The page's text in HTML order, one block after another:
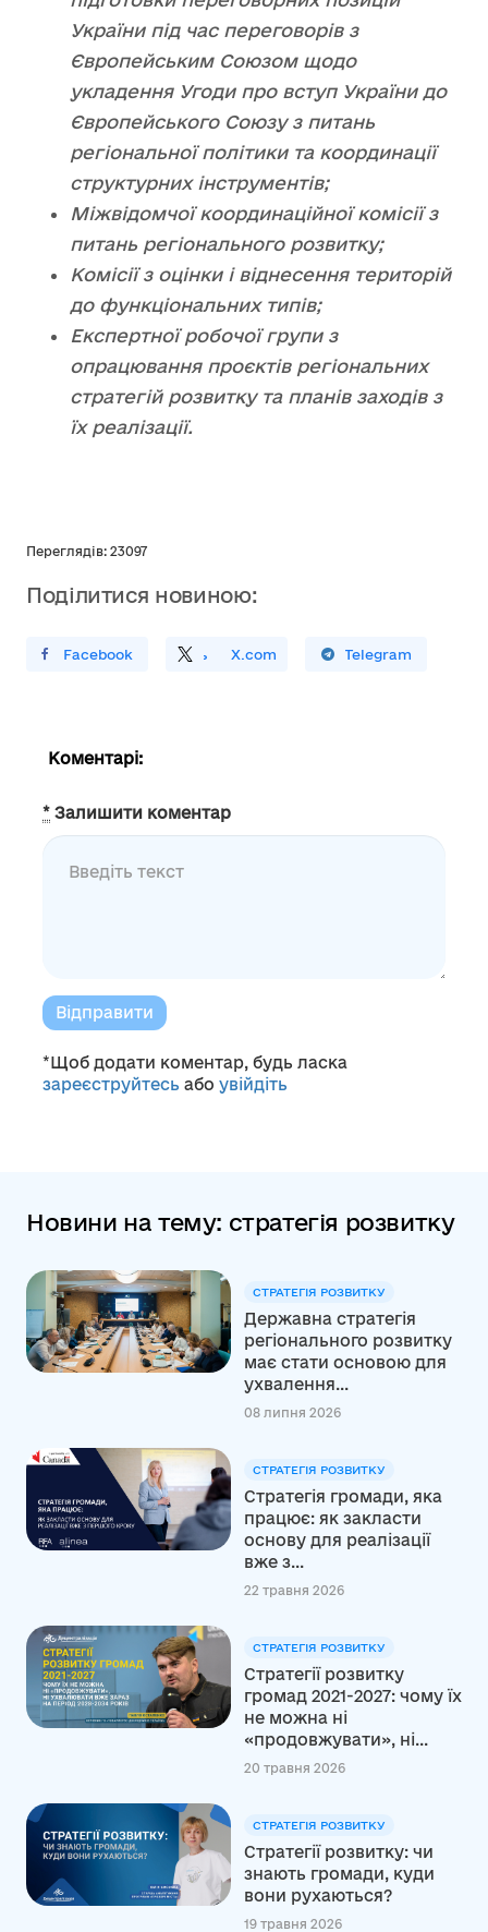
України під час переговорів з
Європейським Союзом щодо
укладення Угоди про вступ України до
Європейського Союзу з питань
регіональної політики та координації
структурних інструментів;
Міжвідомчої координаційної комісії з
питань регіонального розвитку;
Комісії з оцінки і віднесення територій
до функціональних типів;
Експертної робочої групи з
опрацювання проєктів регіональних
стратегій розвитку та планів заходів з
їх реалізації.
Переглядів: 23097
Поділитися новиною:
У FacebookПоділитись X.com
Поширити У Telegram
Коментарі:
* Залишити коментар
Відправити
*Щоб додати коментар, будь ласка
зареєструйтесь або увійдіть
Новини на тему: стратегія розвитку
СТРАТЕГІЯ РОЗВИТКУ
Державна стратегія
регіонального розвитку
має стати основою для
ухвалення...
08 липня 2026
СТРАТЕГІЯ РОЗВИТКУ
Стратегія громади, яка
працює: як закласти
основу для реалізації
вже з...
22 травня 2026
СТРАТЕГІЯ РОЗВИТКУ
Стратегії розвитку
громад 2021-2027: чому їх
не можна ні
«продовжувати», ні...
20 травня 2026
СТРАТЕГІЯ РОЗВИТКУ
Стратегії розвитку: чи
знають громади, куди
вони рухаються?
19 травня 2026